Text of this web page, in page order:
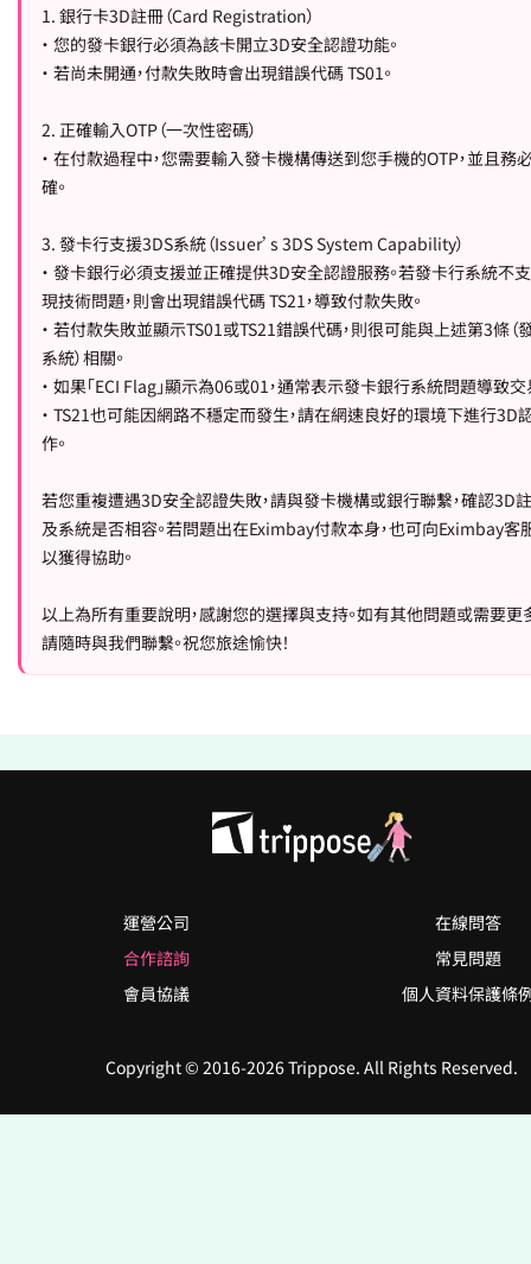
1. 銀行卡3D註冊（Card Registration）
• 您的發卡銀行必須為該卡開立3D安全認證功能。
• 若尚未開通，付款失敗時會出現錯誤代碼 TS01。
2. 正確輸入OTP（一次性密碼）
• 在付款過程中，您需要輸入發卡機構傳送到您手機的OTP，並且務
確。
3. 發卡行支援3DS系統（Issuer’s 3DS System Capability）
• 發卡銀行必須支援並正確提供3D安全認證服務。若發卡行系統不
現技術問題，則會出現錯誤代碼 TS21，導致付款失敗。
• 若付款失敗並顯示TS01或TS21錯誤代碼，則很可能與上述第3條（
系統）相關。
• 如果「ECI Flag」顯示為06或01，通常表示發卡銀行系統問題導致交
• TS21也可能因網路不穩定而發生，請在網速良好的環境下進行3D
作。
若您重複遭遇3D安全認證失敗，請與發卡機構或銀行聯繫，確認3D
及系統是否相容。若問題出在Eximbay付款本身，也可向Eximbay客
以獲得協助。
以上為所有重要說明，感謝您的選擇與支持。如有其他問題或需要更
請隨時與我們聯繫。祝您旅途愉快！
運營公司
合作諮詢
會員協議
在線問答
常見問題
個人資料保護條
Copyright © 2016-2026 Trippose. All Rights Reserved.